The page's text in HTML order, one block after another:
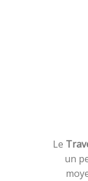
Le
un